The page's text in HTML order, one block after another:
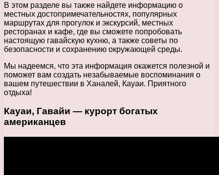
В этом разделе вы также найдете информацию о
местных достопримечательностях, популярных
маршрутах для прогулок и экскурсий, местных
ресторанах и кафе, где вы сможете попробовать
настоящую гавайскую кухню, а также советы по
безопасности и сохранению окружающей среды.
Мы надеемся, что эта информация окажется полезной и
поможет вам создать незабываемые воспоминания о
вашем путешествии в Ханалей, Кауаи. Приятного
отдыха!
Кауаи, Гавайи — курорт богатых
американцев